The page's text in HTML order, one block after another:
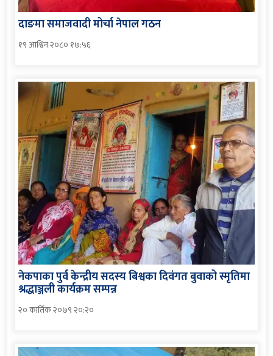
दाङमा समाजवादी मोर्चा नेपाल गठन
१९ आश्विन २०८० १७:५६
नेकपाका पुर्व केन्द्रीय सदस्य बिश्वका दिवंगत बुवाको स्मृतिमा
श्रद्धाञ्जली कार्यक्रम सम्पन्न
२० कार्तिक २०७९ २०:२०